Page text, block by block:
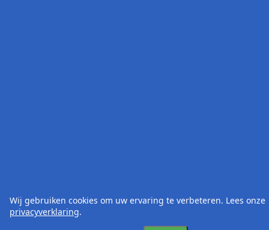
Wij gebruiken cookies om uw ervaring te verbeteren. Lees onze
privacyverklaring.